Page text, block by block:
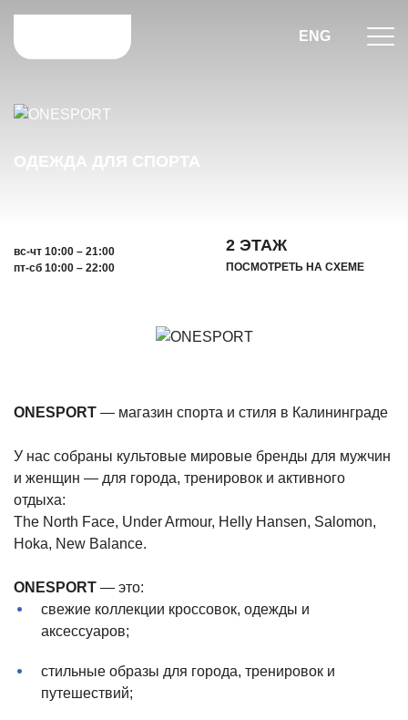
ENG
ОДЕЖДА ДЛЯ СПОРТА
вс-чт 10:00 – 21:00
пт-сб 10:00 – 22:00
2 ЭТАЖ
ПОСМОТРЕТЬ НА СХЕМЕ
ONESPORT — магазин спорта и стиля в Калининграде
У нас собраны культовые мировые бренды для мужчин
и женщин — для города, тренировок и активного
отдыха:
The North Face, Under Armour, Helly Hansen, Salomon,
Hoka, New Balance.
ONESPORT — это:
свежие коллекции кроссовок, одежды и
аксессуаров;
стильные образы для города, тренировок и
путешествий;